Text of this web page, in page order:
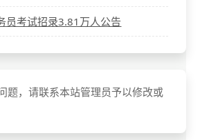
员考试招录3.81万人公告
题，请联系本站管理员予以修改或